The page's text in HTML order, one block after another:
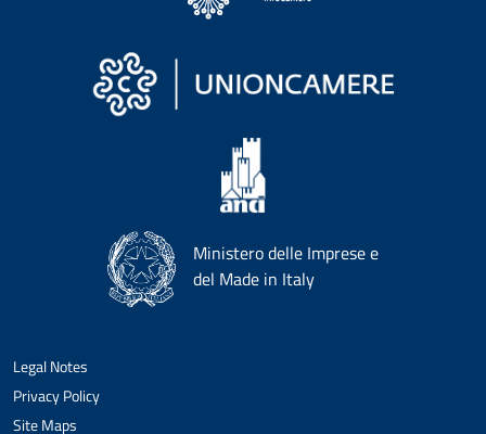
Ministero delle Imprese e
del Made in Italy
Legal Notes
Privacy Policy
Site Maps